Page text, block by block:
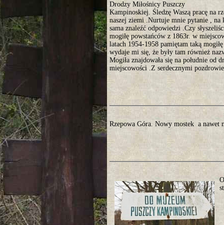
Drodzy Miłośnicy Puszczy
Kampinoskiej. Śledzę Waszą pracę na
naszej ziemi .Nurtuje mnie pytanie , na
sama znaleźć odpowiedzi .Czy
mogiłę powstańców z 1863r. w
latach 1954-1958 pamiętam taką
wydaje mi się, że były tam również
Mogiła znajdowała się na południe od
miejscowości .Z serdecznymi
Rzepowa Góra. Nowy mostek a nawet